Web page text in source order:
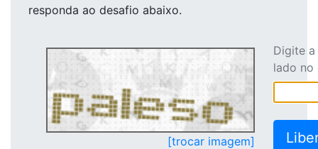
responda ao desafio abaixo.
[trocar imagem]
Digite
lado no